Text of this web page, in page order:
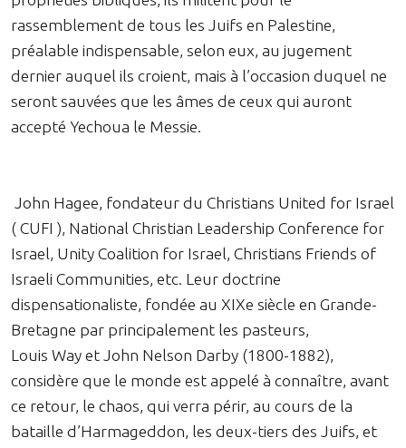
rassemblement de tous les Juifs en Palestine,
préalable indispensable, selon eux, au jugement
dernier auquel ils croient, mais à l’occasion duquel ne
seront sauvées que les âmes de ceux qui auront
accepté Yechoua le Messie.
John Hagee, fondateur du Christians United for Israel
( CUFI ), National Christian Leadership Conference for
Israel, Unity Coalition for Israel, Christians Friends of
Israeli Communities, etc. Leur doctrine
dispensationaliste, fondée au XIXe siècle en Grande-
Bretagne par principalement les pasteurs,
Louis Way et John Nelson Darby (1800-1882),
considère que le monde est appelé à connaître, avant
ce retour, le chaos, qui verra périr, au cours de la
bataille d’Harmageddon, les deux-tiers des Juifs, et